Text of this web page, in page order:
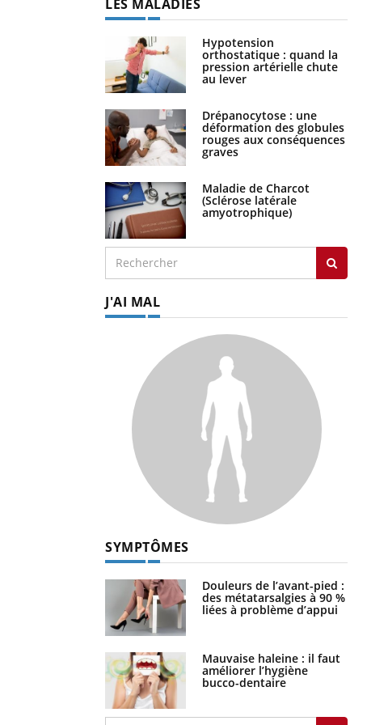
LES MALADIES
Hypotension
orthostatique : quand la
pression artérielle chute
au lever
Drépanocytose : une
déformation des globules
rouges aux conséquences
graves
Maladie de Charcot
(Sclérose latérale
amyotrophique)
J'AI MAL
SYMPTÔMES
Douleurs de l’avant-pied :
des métatarsalgies à 90 %
liées à problème d’appui
Mauvaise haleine : il faut
améliorer l’hygiène
bucco-dentaire